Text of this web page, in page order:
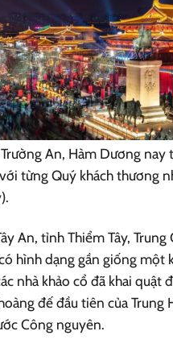
An, Hàm Dương nay
từng Quý khách thương
An, tỉnh Thiểm Tây, Trung
hình dạng gần giống một
nhà khảo cổ đã khai quật
đế đầu tiên của Trung
Công nguyên.